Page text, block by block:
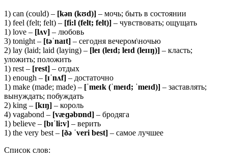
1) can (could) – [kən (kʊd)] – мочь; быть в состоянии
1) feel (felt; felt) – [fi:l (felt; felt)] – чувствовать; ощущать
1) love – [lʌv] – любовь
3) tonight – [təˈnaɪt] – сегодня вечером\ночью
2) lay (laid; laid (laying) – [leɪ (leɪd; leɪd (leɪɪŋ)] – класть;
уложить; положить
1) rest – [rest] – отдых
1) enough – [ɪˈnʌf] – достаточно
1) make (made; made) – [ˈmeɪk (ˈmeɪd; ˈmeɪd)] – заставлять;
вынуждать; побуждать
2) king – [kɪŋ] – король
4) vagabond – [væɡəbɒnd] – бродяга
1) believe – [bɪˈli:v] – верить
1) the very best – [ðə ˈveri best] – самое лучшее
Список слов: